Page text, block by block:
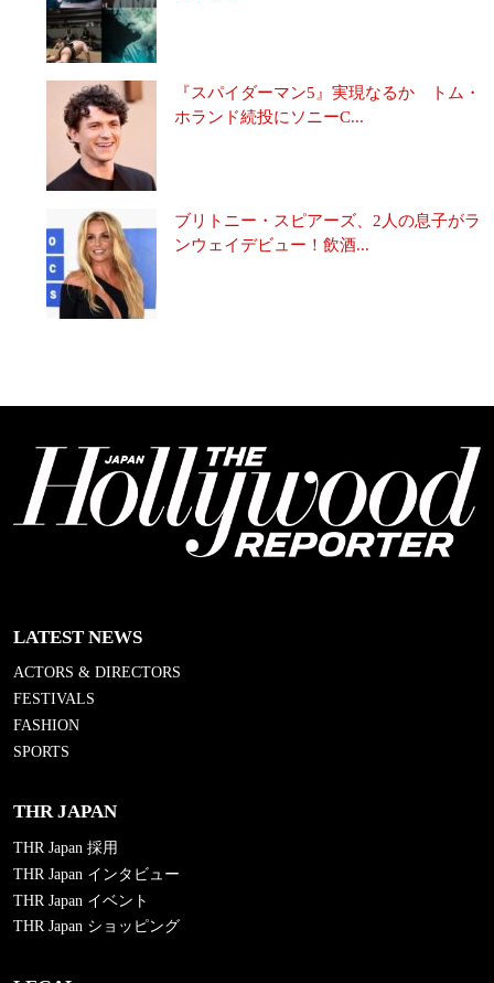
『スパイダーマン5』実現なるか トム・
ホランド続投にソニーC...
ブリトニー・スピアーズ、2人の息子がラ
ンウェイデビュー！飲酒...
LATEST NEWS
ACTORS & DIRECTORS
FESTIVALS
FASHION
SPORTS
THR JAPAN
THR Japan 採用
THR Japan インタビュー
THR Japan イベント
THR Japan ショッピング